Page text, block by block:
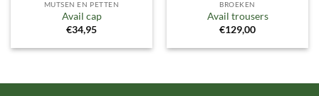
MUTSEN EN PETTEN
Avail cap
€34,95
BROEKEN
Avail trousers
€129,00